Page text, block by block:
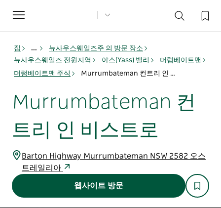
Toggle
navigation
집 ...
뉴사우스웨일즈주 의 방문 장소
뉴사우스웨일즈 전원지역
야스(Yass) 밸리
머럼베이트맨
머럼베이트맨 주식
Murrumbateman 컨트리 인 비스트로
Murrumbateman 컨
트리 인 비스트로
Barton Highway Murrumbateman NSW 2582 오스
트레일리아
웹사이트 방문